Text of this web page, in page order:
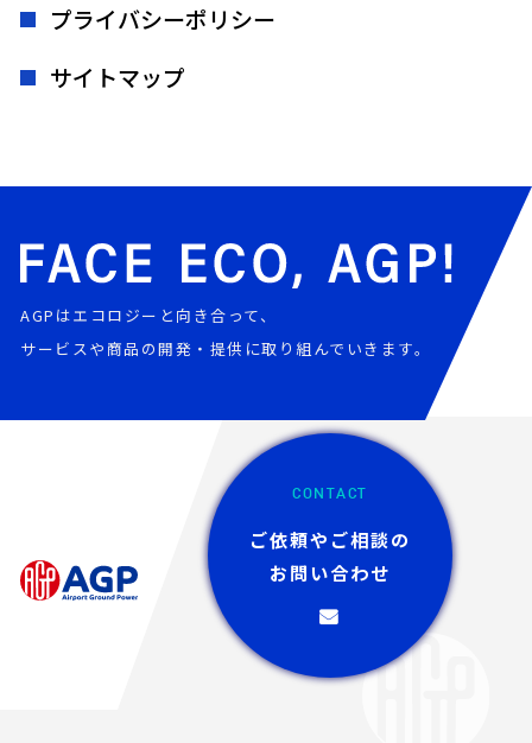
プライバシーポリシー
サイトマップ
AGPはエコロジーと向き合って、
サービスや商品の開発・提供に取り組んでいきます。
CONTACT
ご依頼やご相談の
お問い合わせ